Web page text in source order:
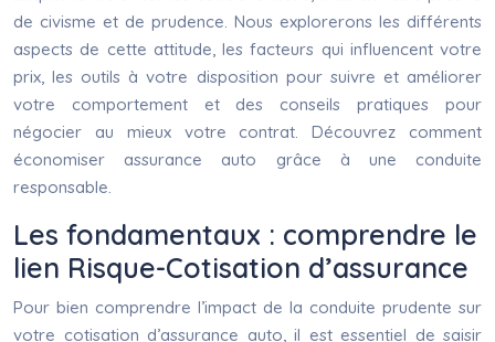
de civisme et de prudence. Nous explorerons les différents
aspects de cette attitude, les facteurs qui influencent votre
prix, les outils à votre disposition pour suivre et améliorer
votre comportement et des conseils pratiques pour
négocier au mieux votre contrat. Découvrez comment
économiser assurance auto grâce à une conduite
responsable.
Les fondamentaux : comprendre le
lien Risque-Cotisation d’assurance
Pour bien comprendre l’impact de la conduite prudente sur
votre cotisation d’assurance auto, il est essentiel de saisir